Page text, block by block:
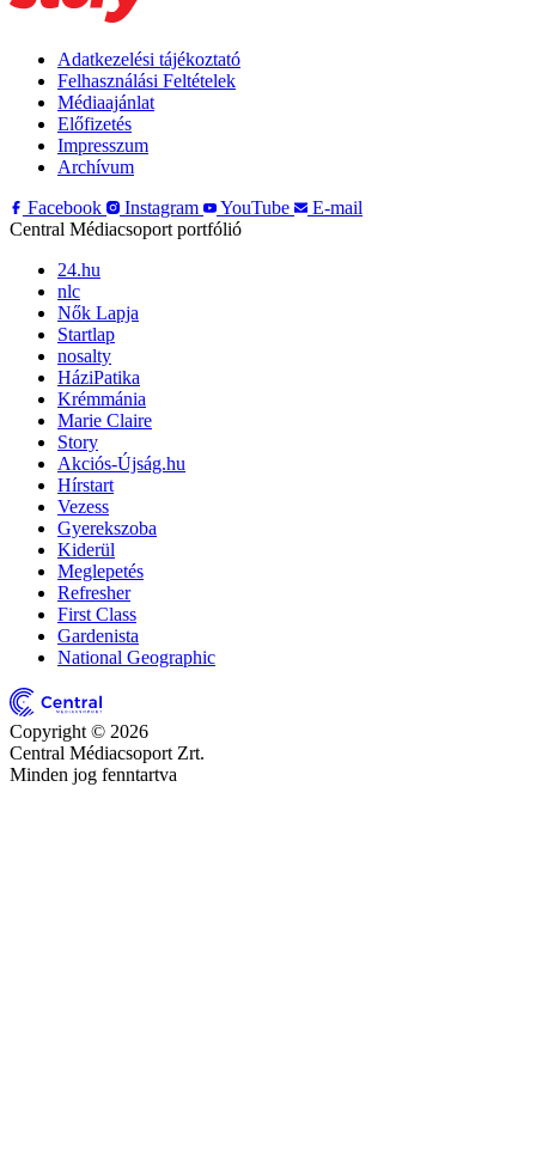
Adatkezelési tájékoztató
Felhasználási Feltételek
Médiaajánlat
Előfizetés
Impresszum
Archívum
Facebook
Instagram YouTube
E-mail
Central Médiacsoport portfólió
24.hu
nlc
Nők Lapja
Startlap
nosalty
HáziPatika
Krémmánia
Marie Claire
Story
Akciós-Újság.hu
Hírstart
Vezess
Gyerekszoba
Kiderül
Meglepetés
Refresher
First Class
Gardenista
National Geographic
Copyright © 2026
Central Médiacsoport Zrt.
Minden jog fenntartva